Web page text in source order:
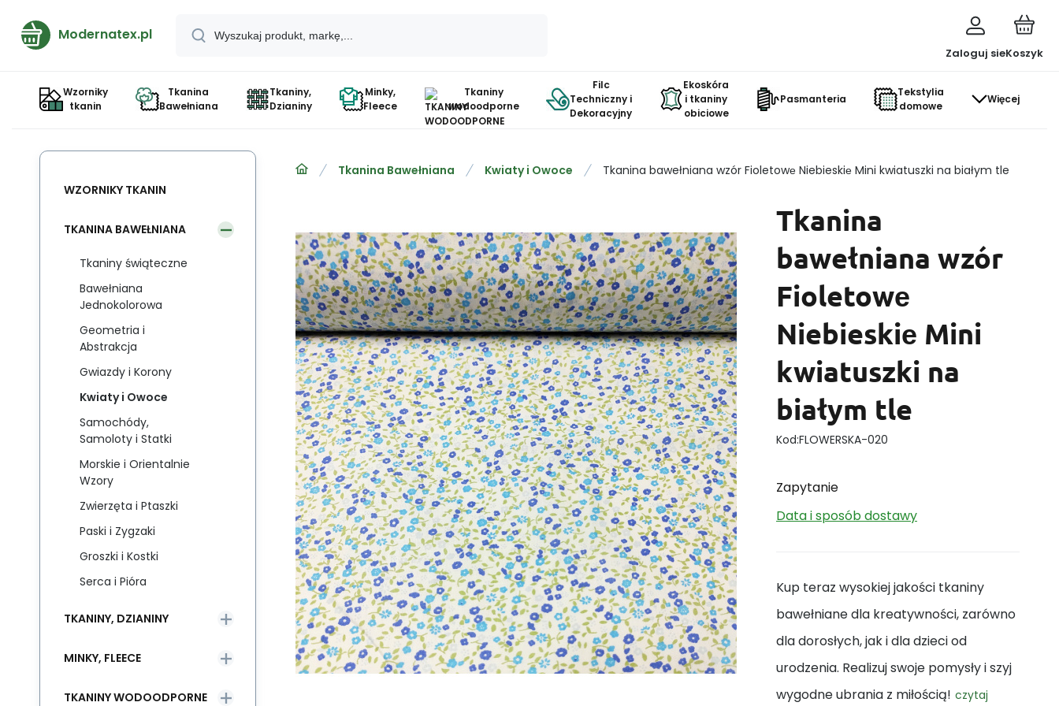
Modernatex.pl
Zaloguj sieKoszyk
Wzorniky
tkanin
Tkanina
Bawełniana
Tkaniny,
Dzianiny
Minky,
Fleece
Tkaniny
wodoodporne
Filc
Techniczny i
Dekoracyjny
Ekoskóra
i tkaniny
obiciowe
Pasmanteria
Tekstylia
domowe
Więcej
Tkanina Bawełniana Kwiaty i Owoce Tkanina bawełniana wzór Fioletowе Niebieskiе Mini kwiatuszki na białym tle
Tkanina
bawełniana wzór
Fioletowе
Niebieskiе Mini
kwiatuszki na
białym tle
Kod:FLOWERSKA-020
Zapytanie
Data i sposób dostawy
Kup teraz wysokiej jakości tkaniny
bawełniane dla kreatywności, zarówno
dla dorosłych, jak i dla dzieci od
urodzenia. Realizuj swoje pomysły i szyj
wygodne ubrania z miłością! czytaj
WZORNIKY TKANIN
TKANINA BAWEŁNIANA
Tkaniny świąteczne
Bawełniana
Jednokolorowa
Geometria i
Abstrakcja
Gwiazdy i Korony
Kwiaty i Owoce
Samochódy,
Samoloty i Statki
Morskie i Orientalnie
Wzory
Zwierzęta i Ptaszki
Paski i Zygzaki
Groszki i Kostki
Serca i Pióra
TKANINY, DZIANINY
MINKY, FLEECE
TKANINY WODOODPORNE